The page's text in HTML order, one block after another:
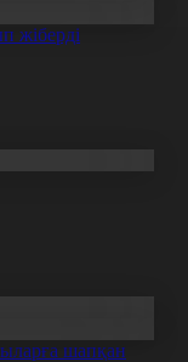
жіберді
шапқан